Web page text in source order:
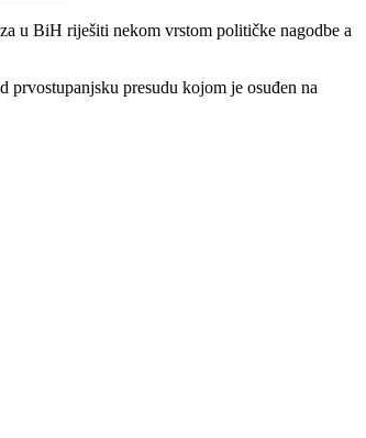
u BiH riješiti nekom vrstom političke nagodbe a
presudu kojom je osuđen na